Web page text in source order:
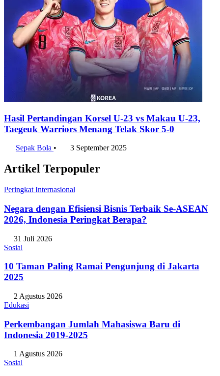
Hasil Pertandingan Korsel U-23 vs Makau U-23,
Taegeuk Warriors Menang Telak Skor 5-0
Sepak Bola • 3 September 2025
Artikel Terpopuler
Peringkat Internasional
Negara dengan Efisiensi Bisnis Terbaik Se-ASEAN
2026, Indonesia Peringkat Berapa?
31 Juli 2026
Sosial
10 Taman Paling Ramai Pengunjung di Jakarta
2025
2 Agustus 2026
Edukasi
Perkembangan Jumlah Mahasiswa Baru di
Indonesia 2019-2025
1 Agustus 2026
Sosial